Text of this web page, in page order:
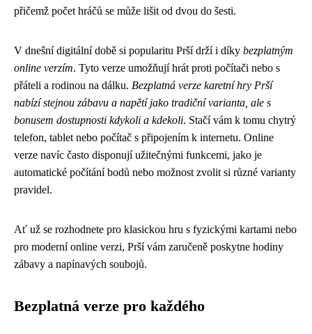
přičemž počet hráčů se může lišit od dvou do šesti.
V dnešní digitální době si popularitu Prší drží i díky bezplatným
online verzím. Tyto verze umožňují hrát proti počítači nebo s
přáteli a rodinou na dálku. Bezplatná verze karetní hry Prší
nabízí stejnou zábavu a napětí jako tradiční varianta, ale s
bonusem dostupnosti kdykoli a kdekoli. Stačí vám k tomu chytrý
telefon, tablet nebo počítač s připojením k internetu. Online
verze navíc často disponují užitečnými funkcemi, jako je
automatické počítání bodů nebo možnost zvolit si různé varianty
pravidel.
Ať už se rozhodnete pro klasickou hru s fyzickými kartami nebo
pro moderní online verzi, Prší vám zaručeně poskytne hodiny
zábavy a napínavých soubojů.
Bezplatná verze pro každého